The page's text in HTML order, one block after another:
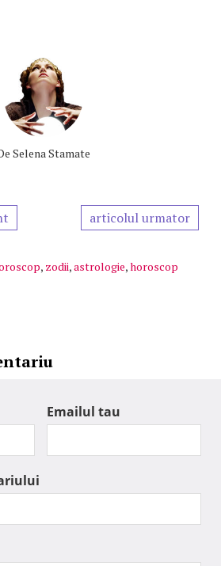
Selena Stamate
articolul urmator
, zodii,astrologie,horoscop
Emailul tau